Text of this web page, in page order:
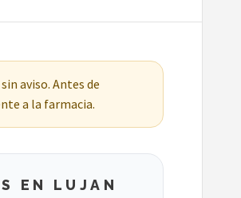
aviso. Antes de
a la farmacia.
EN LUJAN